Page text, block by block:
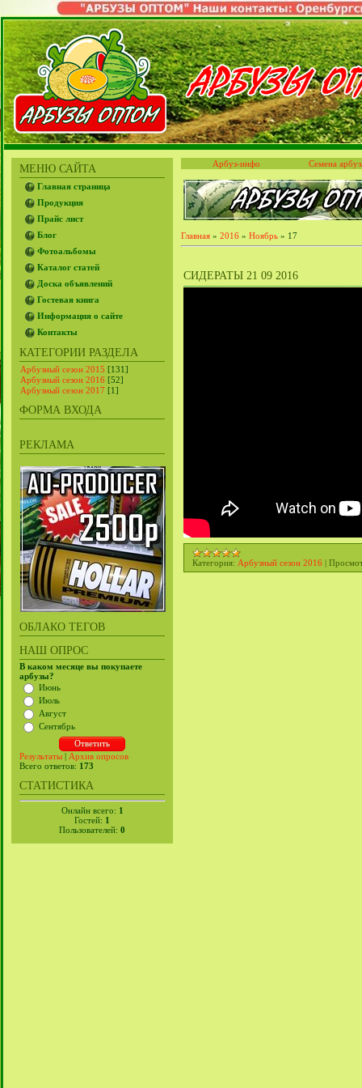
МЕНЮ САЙТА
Главная страница
Продукция
Прайс лист
Блог
Фотоальбомы
Каталог статей
Доска объявлений
Гостевая книга
Информация о сайте
Контакты
КАТЕГОРИИ РАЗДЕЛА
Арбузный сезон 2015 [131]
Арбузный сезон 2016 [52]
Арбузный сезон 2017 [1]
ФОРМА ВХОДА
РЕКЛАМА
ОБЛАКО ТЕГОВ
НАШ ОПРОС
В каком месяце вы покупаете
арбузы?
Июнь
Июль
Август
Сентябрь
Результаты | Архив опросов
Всего ответов: 173
СТАТИСТИКА
Онлайн всего: 1
Гостей: 1
Пользователей: 0
Арбуз-инфо Семена
Главная » 2016 » Ноябрь » 17
СИДЕРАТЫ 21 09 2016
Категория: Арбузный сезон 2016 |